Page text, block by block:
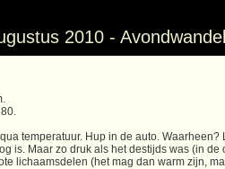
2010 -
temperatuur. Hup in de auto.
is. Maar zo druk als het destijds was (in
lichaamsdelen (het mag dan warm zijn,